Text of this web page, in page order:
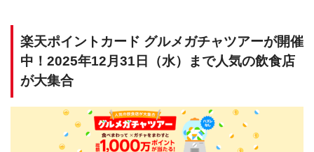
楽天ポイントカード グルメガチャツアーが開催
中！2025年12月31日（水）まで人気の飲食店
が大集合